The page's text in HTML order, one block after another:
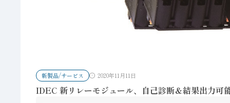
新製品/サービス 2020年11月11日
IDEC 新リレーモジュール、自己診断＆結果出力可